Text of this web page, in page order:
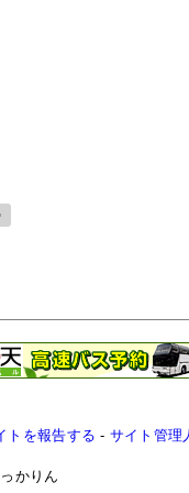
トを報告する - サイト管理
かりん